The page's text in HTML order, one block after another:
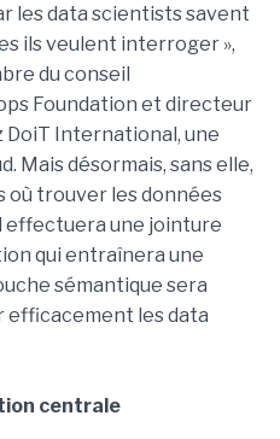
les data scientists savent
ils veulent interroger »,
du conseil
Foundation et directeur
International, une
Mais désormais, sans elle,
où trouver les données
effectuera une jointure
qui entraînera une
sémantique sera
les data
centrale